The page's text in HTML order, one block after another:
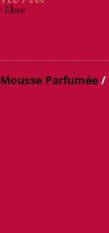
Mousse Parfumée /